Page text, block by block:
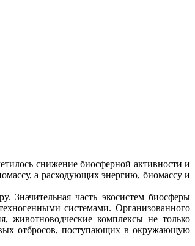
снижение биосферной активности и
а расходующих энергию, биомассу и
Значительная часть экосистем биосферы
системами. Организованного
животноводческие комплексы не только
отбросов, поступающих в окружающую